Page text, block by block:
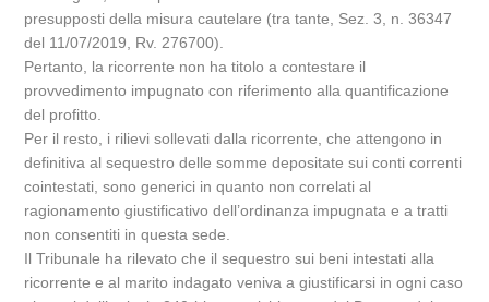
presupposti della misura cautelare (tra tante, Sez. 3, n. 36347
del 11/07/2019, Rv. 276700).
Pertanto, la ricorrente non ha titolo a contestare il
provvedimento impugnato con riferimento alla quantificazione
del profitto.
Per il resto, i rilievi sollevati dalla ricorrente, che attengono in
definitiva al sequestro delle somme depositate sui conti correnti
cointestati, sono generici in quanto non correlati al
ragionamento giustificativo dell’ordinanza impugnata e a tratti
non consentiti in questa sede.
Il Tribunale ha rilevato che il sequestro sui beni intestati alla
ricorrente e al marito indagato veniva a giustificarsi in ogni caso